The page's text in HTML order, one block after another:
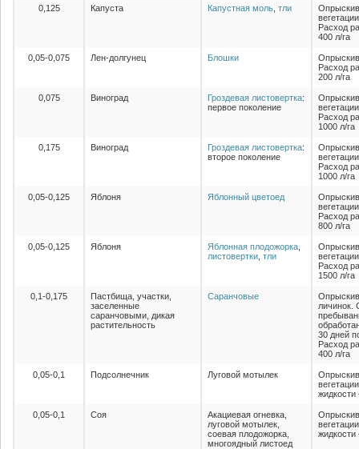
0,125 Капуста Капустная моль тли
Расход
400 л/га
0,05-0,075 Лен-долгунец Блошки
Расход
200 л/га
0,075 Виноград Гроздевая листовертка:
первое поколение
Расход
1000 л/га
0,175 Виноград Гроздевая листовертка:
второе поколение
Расход
1000 л/га
0,05-0,125 Яблоня Яблонный цветоед
Расход
800 л/га
0,05-0,125 Яблоня Яблонная плодожорка
листовертки тли
Расход
1500 л/га
0,1-0,175
Пастбища, участки,
заселенные
саранчовыми, дикая
растительность
Саранчовые
личинок.
30 дней
Расход
400 л/га
0,05-0,1 Подсолнечник Луговой мотылек
жидкости
0,05-0,1 Соя
Акациевая огневка,
луговой мотылек,
соевая плодожорка,
многоядный листоед
жидкости